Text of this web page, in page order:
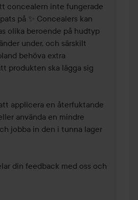
concealern inte fungerade
på ✨ Concealers kan
olika beroende på hudtyp
under, och särskilt
behöva extra
produkten ska lägga sig
applicera en återfuktande
använda en mindre
jobba in den i tunna lager
din feedback med oss och